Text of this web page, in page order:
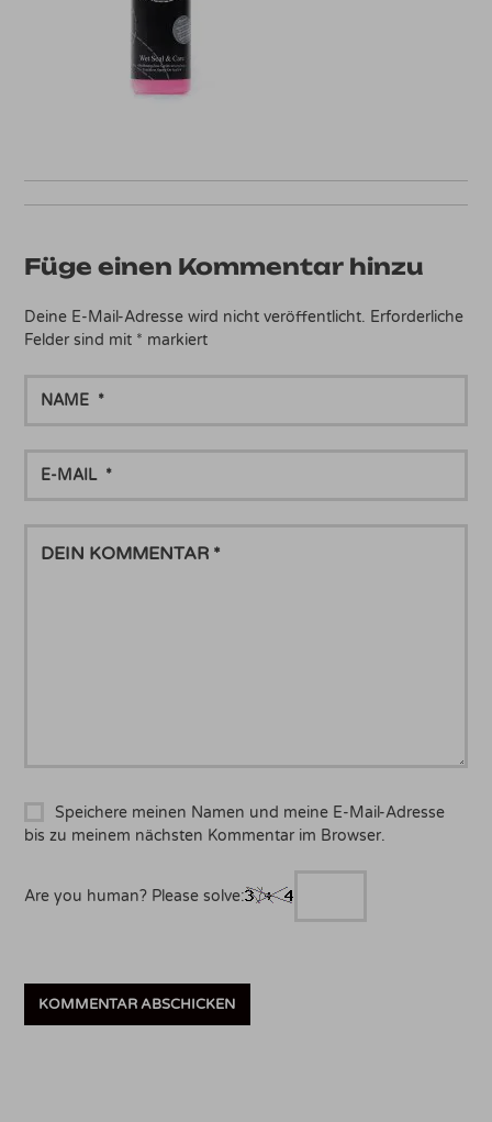
Füge einen Kommentar hinzu
Deine E-Mail-Adresse wird nicht veröffentlicht. Erforderliche
Felder sind mit * markiert
MAIL
KOMMENTAR
Speichere meinen Namen und meine E-Mail-Adresse
bis zu meinem nächsten Kommentar im Browser.
Are you human? Please solve: